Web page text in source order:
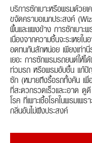
บริการซักเบาะหรือพรมด้วย
ขจัดคราบอเนกประสงค์
พื้นและแผงข้าง การซักเบา
เนื่องจากความชื้นจะระเหยใ
อดทนกันสักหน่อย เพียงเท่
เยอะ การซักพรมรถยนต์ให้
ท่วมรถ หรือพรมอับชื้น แก้ปั
ซัก (หมายถึงรื้อรถทั้งคัน เพื่
ที่สะดวกรวดเร็วและะอาด
โรค ที่เพาะเชื้อโรคในพรมเ
กลิ่นอันไม่พึงประสงค์